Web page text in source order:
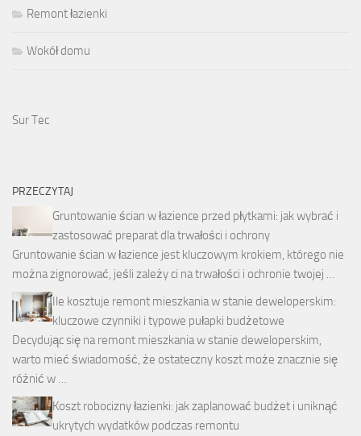
Remont łazienki
Wokół domu
Sur Tec
PRZECZYTAJ
Gruntowanie ścian w łazience przed płytkami: jak wybrać i
zastosować preparat dla trwałości i ochrony
Gruntowanie ścian w łazience jest kluczowym krokiem, którego nie
można zignorować, jeśli zależy ci na trwałości i ochronie twojej …
Ile kosztuje remont mieszkania w stanie deweloperskim:
kluczowe czynniki i typowe pułapki budżetowe
Decydując się na remont mieszkania w stanie deweloperskim,
warto mieć świadomość, że ostateczny koszt może znacznie się
różnić w …
Koszt robocizny łazienki: jak zaplanować budżet i uniknąć
ukrytych wydatków podczas remontu